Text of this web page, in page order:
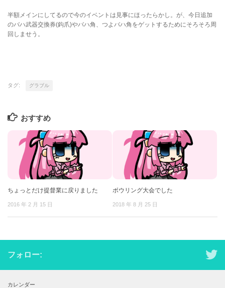
半額メインにしてるので今のイベントは見事にほったらかし。が、今日追加
のバハ武器交換券(鈎爪)やバハ角、つよバハ角をゲットするためにそろそろ周
回しませう。
タグ: グラブル
おすすめ
ちょっとだけ提督業に戻りました
2016 年 2 月 15 日
ボウリング大会でした
2018 年 8 月 25 日
フォロー:
カレンダー